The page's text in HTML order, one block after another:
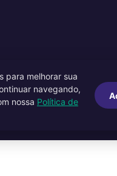
Todos os direitos reservados.
para melhorar sua
navegando,
nossa Política de